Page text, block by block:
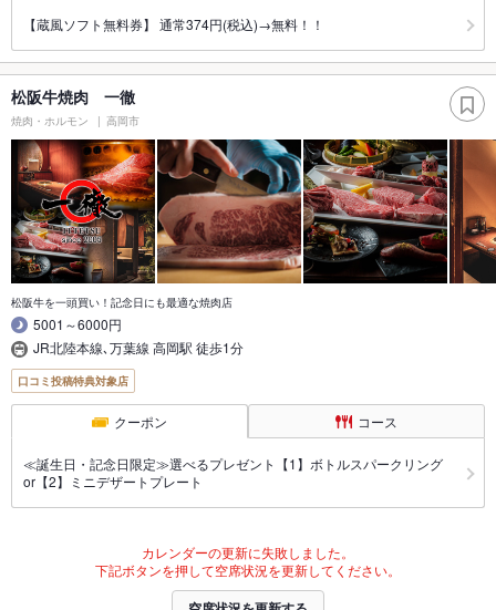
【蔵風ソフト無料券】 通常374円(税込)→無料！！
松阪牛焼肉 一徹
焼肉・ホルモン 高岡市
松阪牛を一頭買い！記念日にも最適な焼肉店
5001～6000円
JR北陸本線､万葉線 高岡駅 徒歩1分
口コミ投稿特典対象店
クーポン コース
≪誕生日・記念日限定≫選べるプレゼント【1】ボトルスパークリング
or【2】ミニデザートプレート
カレンダーの更新に失敗しました。
下記ボタンを押して空席状況を更新してください。